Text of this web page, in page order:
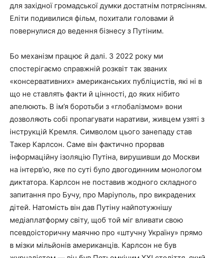
для західної громадської думки достатнім потрясінням.
Еліти подивилися фільм, похитали головами й
повернулися до ведення бізнесу з Путіним.
Бо механізм працює й далі. З 2022 року ми
спостерігаємо справжній розквіт так званих
«консервативних» американських публіцистів, які ні в
що не ставлять факти й цінності, до яких нібито
апелюють. В ім’я боротьби з «глобалізмом» вони
дозволяють собі пропагувати наративи, живцем узяті з
інструкцій Кремля. Символом цього занепаду став
Такер Карлсон. Саме він фактично прорвав
інформаційну ізоляцію Путіна, вирушивши до Москви
на інтерв’ю, яке по суті було двогодинним монологом
диктатора. Карлсон не поставив жодного складного
запитання про Бучу, про Маріуполь, про викрадених
дітей. Натомість він дав Путіну найпотужнішу
медіаплатформу світу, щоб той міг вливати свою
псевдоісторичну маячню про «штучну Україну» прямо
в мізки мільйонів американців. Карлсон не був